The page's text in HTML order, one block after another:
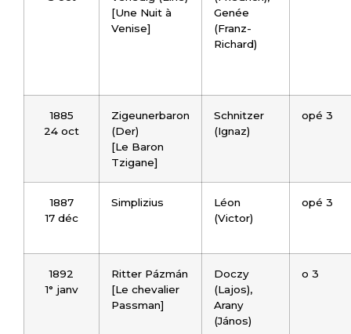
[Une Nuit à
Venise]
Genée
(Franz-
Richard)
1885
24 oct
Zigeunerbaron
(Der)
[Le Baron
Tzigane]
Schnitzer
(Ignaz)
opé 3
1887
17 déc
Simplizius
Léon
(Victor)
opé 3
1892
1° janv
Ritter Pázmán
[Le chevalier
Passman]
Doczy
(Lajos),
Arany
(János)
o 3